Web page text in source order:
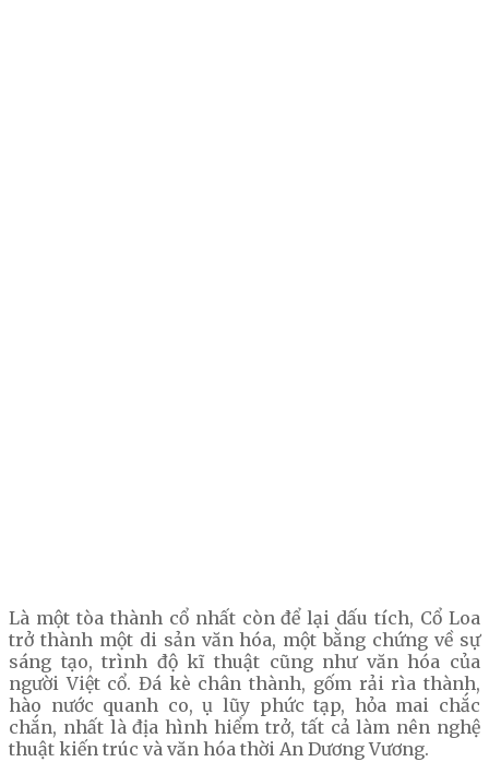
Là một tòa thành cổ nhất còn để lại dấu tích, Cổ Loa
trở thành một di sản văn hóa, một bằng chứng về sự
sáng tạo, trình độ kĩ thuật cũng như văn hóa của
người Việt cổ. Đá kè chân thành, gốm rải rìa thành,
hào nước quanh co, ụ lũy phức tạp, hỏa mai chắc
chắn, nhất là địa hình hiểm trở, tất cả làm nên nghệ
thuật kiến trúc và văn hóa thời An Dương Vương.